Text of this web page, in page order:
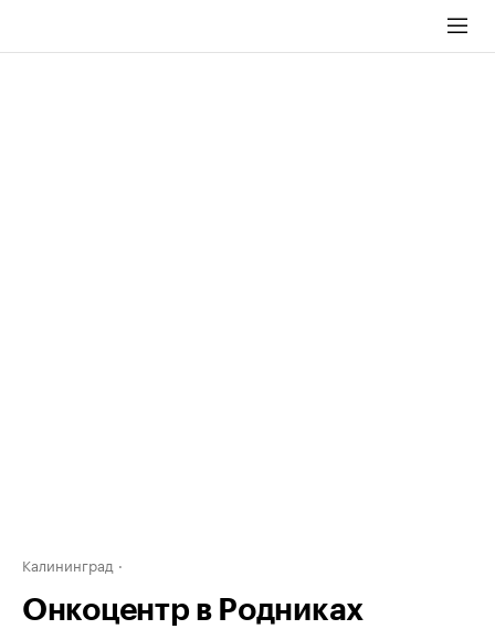
Калининград
Онкоцентр в Родниках